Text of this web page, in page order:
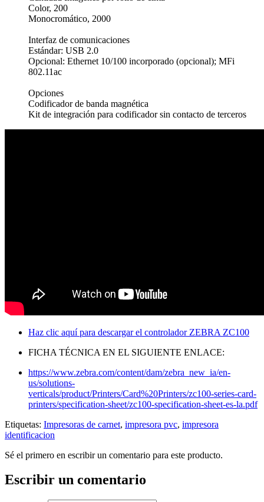
Color, 200
Monocromático, 2000
Interfaz de comunicaciones
Estándar: USB 2.0
Opcional: Ethernet 10/100 incorporado (opcional); MFi
802.11ac
Opciones
Codificador de banda magnética
Kit de integración para codificador sin contacto de terceros
Haz clic aquí para descargar el controlador ZEBRA ZC100
FICHA TÉCNICA EN EL SIGUIENTE ENLACE:
https://www.zebra.com/content/dam/zebra_new_ia/en-
us/solutions-
verticals/product/Printers/Card%20Printers/zc100-series-card-
printers/specification-sheet/zc100-specification-sheet-es-la.pdf
Etiquetas: Impresoras de carnet, impresora pvc, impresora
identificacion
Sé el primero en escribir un comentario para este producto.
Escribir un comentario